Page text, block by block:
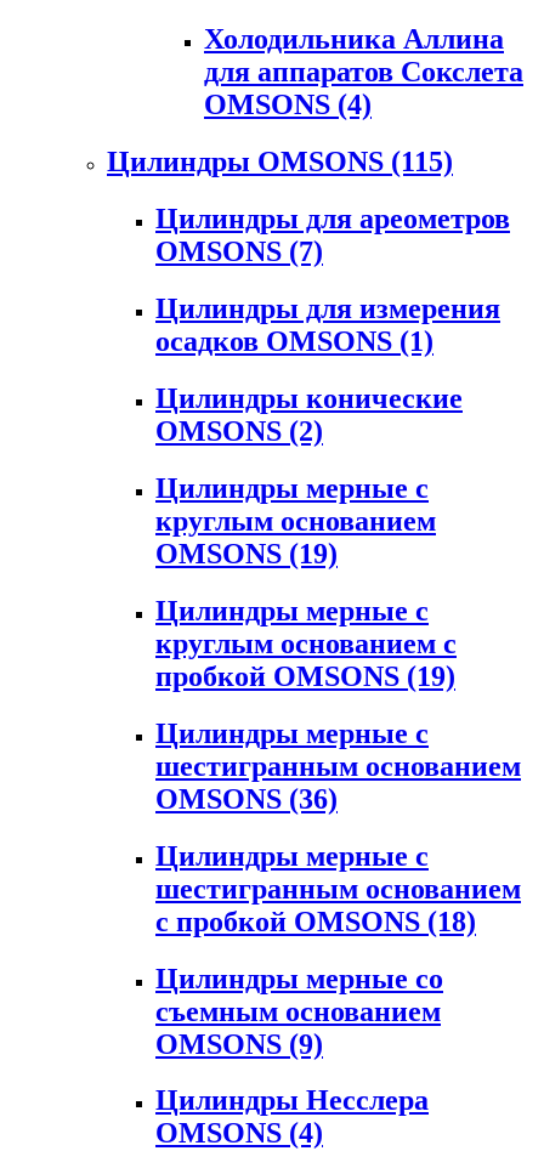
Холодильника Аллина
для аппаратов Сокслета
OMSONS (4)
Цилиндры OMSONS (115)
Цилиндры для ареометров
OMSONS (7)
Цилиндры для измерения
осадков OMSONS (1)
Цилиндры конические
OMSONS (2)
Цилиндры мерные с
круглым основанием
OMSONS (19)
Цилиндры мерные с
круглым основанием с
пробкой OMSONS (19)
Цилиндры мерные с
шестигранным основанием
OMSONS (36)
Цилиндры мерные с
шестигранным основанием
с пробкой OMSONS (18)
Цилиндры мерные со
съемным основанием
OMSONS (9)
Цилиндры Несслера
OMSONS (4)